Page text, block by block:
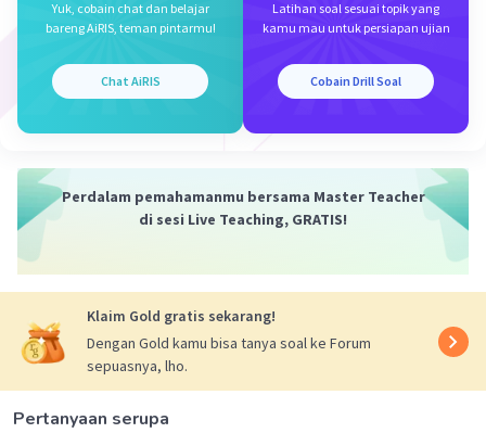
Yuk, cobain chat dan belajar
bareng AiRIS, teman pintarmu!
Chat AiRIS
Latihan soal sesuai topik yang
kamu mau untuk persiapan ujian
Cobain Drill Soal
Perdalam pemahamanmu bersama Master Teacher
di sesi Live Teaching, GRATIS!
Klaim Gold gratis sekarang!
Dengan Gold kamu bisa tanya soal ke Forum
sepuasnya, lho.
Pertanyaan serupa